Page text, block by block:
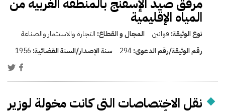
المياه الإقليمية
نوع الوثيقة: قوانين المجال و القطاع: التجارة والاستثمار والصناعة
رقم الوثيقة/رقم الدعوى:294 سنة الإصدار/السنة القضائية: 1956
نقل الاختصاصات التى كانت مخولة لوزير